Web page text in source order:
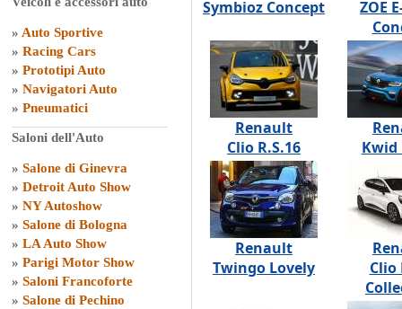
» Auto Sportive
» Racing Cars
» Prototipi Auto
» Navigatori Auto
» Pneumatici
Saloni dell'Auto
» Salone di Ginevra
» Detroit Auto Show
» NY Autoshow
» Salone di Bologna
» LA Auto Show
» Parigi Motor Show
» Saloni Francoforte
» Salone di Pechino
Symbioz Concept
ZOE
Renault
Clio R.S.16
Kwid
Renault
Twingo Lovely
Clio